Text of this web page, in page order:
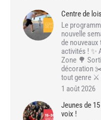
Centre de
Le
nouvelle
de
activités ! ✨
Zone 🌳
décoration
tout genre ⚔️
1 août 2026
Jeunes de
voix !